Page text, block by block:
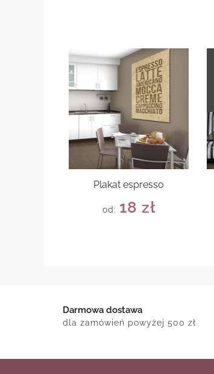
Plakat espresso
od: 18 zł
Darmowa dostawa
dla zamówień powyżej 500 zł